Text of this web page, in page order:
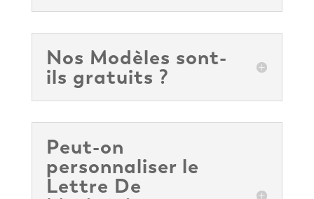
Nos Modèles sont-
ils gratuits ?
Peut-on
personnaliser le
Lettre De